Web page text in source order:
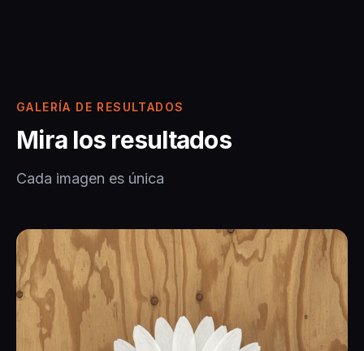
GALERÍA DE RESULTADOS
Mira los resultados
Cada imagen es única